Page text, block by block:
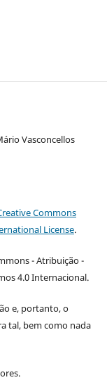
Vasconcellos
Commons
License.
- Atribuição -
4.0 Internacional.
e, portanto, o
tal, bem como nada